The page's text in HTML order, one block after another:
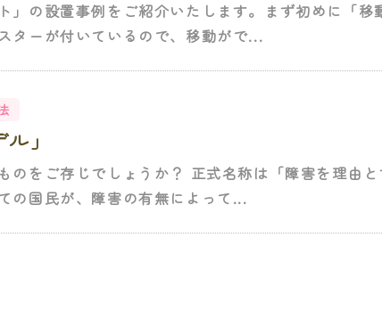
」の設置事例をご紹介いたします。まず初めに「移
ターが付いているので、移動がで...
」
のをご存じでしょうか？ 正式名称は「障害を理由
の国民が、障害の有無によって...